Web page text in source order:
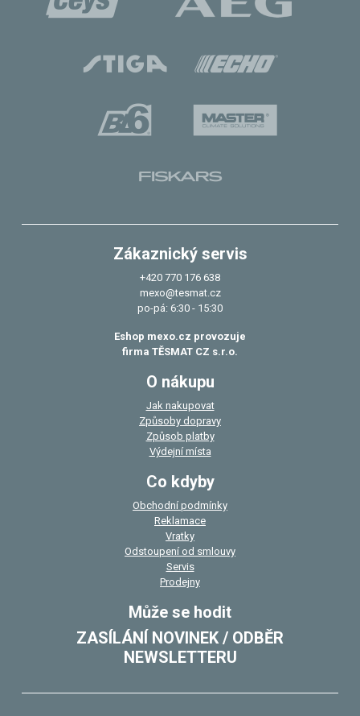
Zákaznický servis
+420 770 176 638
mexo@tesmat.cz
po-pá: 6:30 - 15:30
Eshop mexo.cz provozuje
firma TĚSMAT CZ s.r.o.
O nákupu
Jak nakupovat
Způsoby dopravy
Způsob platby
Výdejní místa
Co kdyby
Obchodní podmínky
Reklamace
Vratky
Odstoupení od smlouvy
Servis
Prodejny
Může se hodit
ZASÍLÁNÍ NOVINEK / ODBĚR
NEWSLETTERU